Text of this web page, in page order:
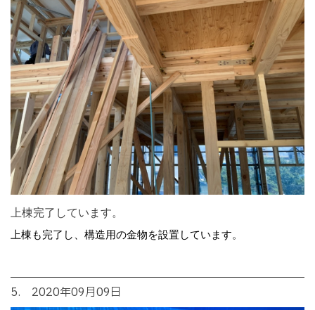
上棟完了しています。
上棟も完了し、構造用の金物を設置しています。
5. 2020年09月09日